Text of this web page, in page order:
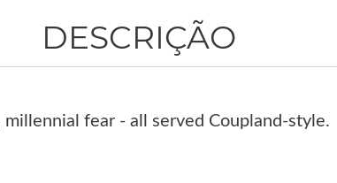
DESCRIÇÃO
fear - all served Coupland-style.